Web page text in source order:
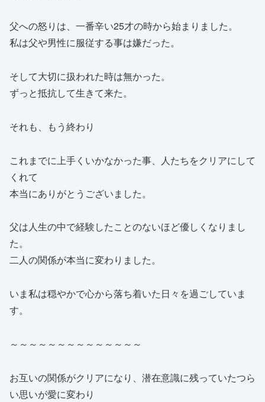
父への怒りは、一番辛い25才の時から始まりました。
私は父や男性に服従する事は嫌だった。
そして大切に扱われた時は無かった。
ずっと抵抗して生きて来た。
それも、もう終わり
これまでに上手くいかなかった事、人たちをクリアにして
くれて
本当にありがとうございました。
父は人生の中で経験したことのないほど優しくなりまし
た。
二人の関係が本当に変わりました。
いま私は穏やかで心から落ち着いた日々を過ごしていま
す。
～～～～～～～～～～～～～～
お互いの関係がクリアになり、潜在意識に残っていたつら
い思いが愛に変わり